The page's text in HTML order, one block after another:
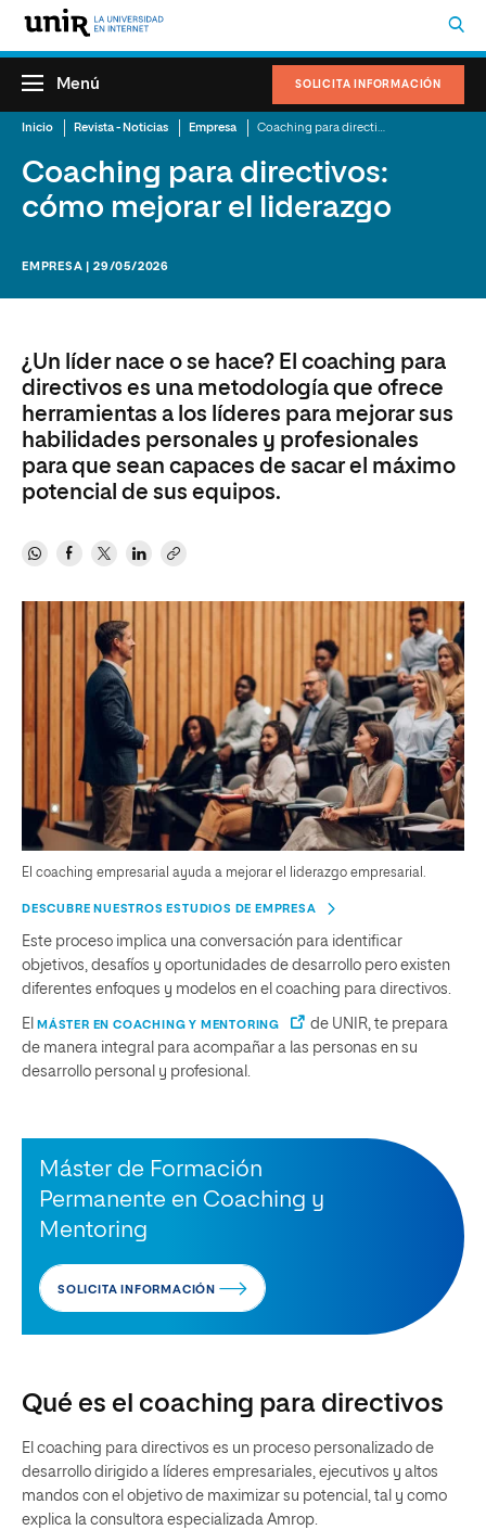
SOLICITA INFORMACIÓN
Menú
Inicio Revista - Noticias Empresa
Coaching para directivos:
cómo mejorar el liderazgo
EMPRESA | 29/05/2026
¿Un líder nace o se hace? El coaching para
directivos es una metodología que ofrece
herramientas a los líderes para mejorar sus
habilidades personales y profesionales
para que sean capaces de sacar el máximo
potencial de sus equipos.
El coaching empresarial ayuda a mejorar el liderazgo empresarial.
DESCUBRE NUESTROS ESTUDIOS DE EMPRESA
Este proceso implica una conversación para identificar
objetivos, desafíos y oportunidades de desarrollo pero existen
diferentes enfoques y modelos en el coaching para directivos.
El MÁSTER EN COACHING Y MENTORING
de UNIR, te prepara
de manera integral para acompañar a las personas en su
desarrollo personal y profesional.
Máster de Formación
Permanente en Coaching y
Mentoring
SOLICITA INFORMACIÓN
Qué es el coaching para directivos
El coaching para directivos es un proceso personalizado de
desarrollo dirigido a líderes empresariales, ejecutivos y altos
mandos con el objetivo de maximizar su potencial, tal y como
explica la consultora especializada Amrop.